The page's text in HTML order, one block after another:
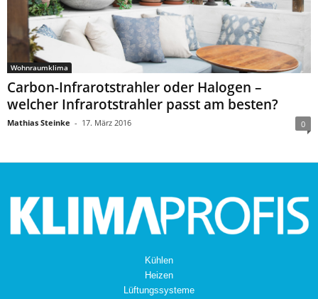
Wohnraumklima
Carbon-Infrarotstrahler oder Halogen –
welcher Infrarotstrahler passt am besten?
Mathias Steinke - 17. März 2016 0
Kühlen
Heizen
Lüftungssysteme